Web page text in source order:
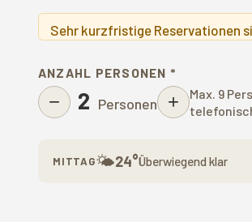
Sehr kurzfristige Reservationen
ANZAHL PERSONEN *
− 2 Personen +
Max. 9
MITTAG🌤24°Überwiegend klar